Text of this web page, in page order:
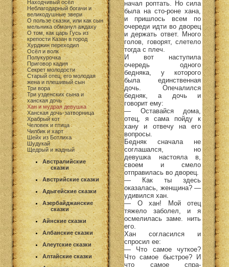
Находчивый осёл
Неблагодарный богачи и
великодушные звери
О пользе сказки, или как сын
мельника обманул аждаху
О том, как царь Гусь из
крепости Казан в город
Хурджин переходил
Осёл и волк
Полукурочка
Приговор кадия
Секрет молодости
Старый отец, его молодая
жена и плешивый сын
Три вора
Три узденских сына и
ханская дочь
Хан и мудрая девушка
Ханская дочь-затворница
Храбрый кот
Человек и птица
Чилбик и харт
Шейх из Ботлиха
Шудукай
Щедрый и жадный
Австралийские
сказки
Австрийские сказки
Адыгейские сказки
Азербайджанские
сказки
Айнские сказки
Албанские сказки
Алеутские сказки
Алтайские сказки
начал роптать. Но сила
была на сто-роне хана,
и пришлось всем по
очереди идти во дворец
и держать ответ. Много
голов, говорят, слетело
тогда с плеч.
И вот наступила
очередь одного
бедняка, у которого
была единственная
дочь. Опечалился
бедняк, а дочь и
говорит ему:
— Оставайся дома,
отец, я сама пойду к
хану и отвечу на его
вопросы.
Бедняк сначала не
соглашался, но
девушка настояла в,
своем и смело
отправилась во дворец.
— Как ты здесь
оказалась, женщина? —
удивился хан.
— О хан! Мой отец
тяжело заболел, и я
осмелилась заме. нить
его.
Хан согласился и
спросил ее:
— Что самое чуткое?
Что самое быстрое? И
что самое спра-